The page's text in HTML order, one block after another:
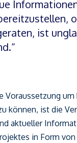
ist
Voraussetzung um
können, ist die
aktueller
in Form von